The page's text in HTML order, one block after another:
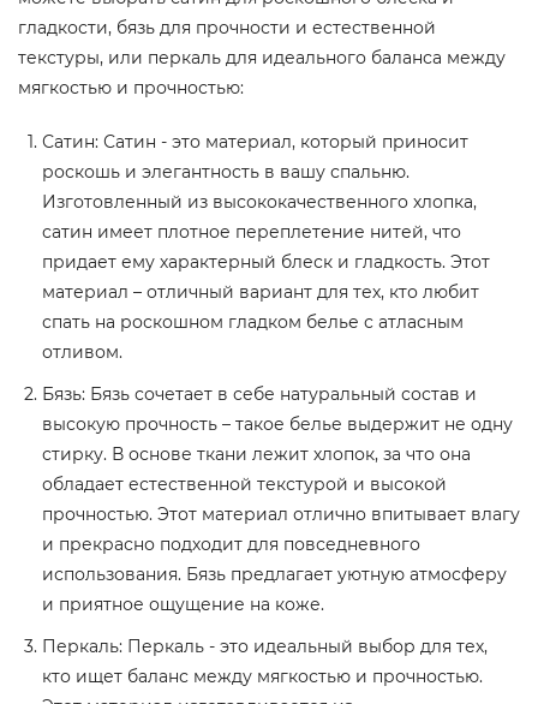
гладкости, бязь для прочности и естественной
текстуры, или перкаль для идеального баланса между
мягкостью и прочностью:
Сатин: Сатин - это материал, который приносит
роскошь и элегантность в вашу спальню.
Изготовленный из высококачественного хлопка,
сатин имеет плотное переплетение нитей, что
придает ему характерный блеск и гладкость. Этот
материал – отличный вариант для тех, кто любит
спать на роскошном гладком белье с атласным
отливом.
Бязь: Бязь сочетает в себе натуральный состав и
высокую прочность – такое белье выдержит не одну
стирку. В основе ткани лежит хлопок, за что она
обладает естественной текстурой и высокой
прочностью. Этот материал отлично впитывает влагу
и прекрасно подходит для повседневного
использования. Бязь предлагает уютную атмосферу
и приятное ощущение на коже.
Перкаль: Перкаль - это идеальный выбор для тех,
кто ищет баланс между мягкостью и прочностью.